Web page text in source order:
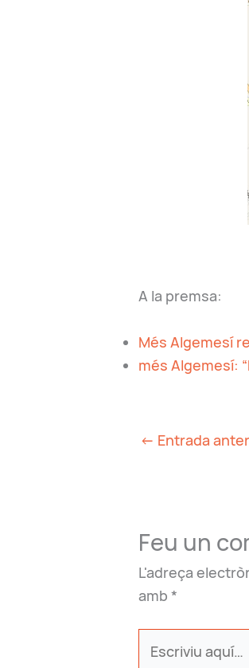
A la premsa:
Més Algemesí
més Algemesí:
← Entrada
Feu un
L'adreça
amb *
aquí…